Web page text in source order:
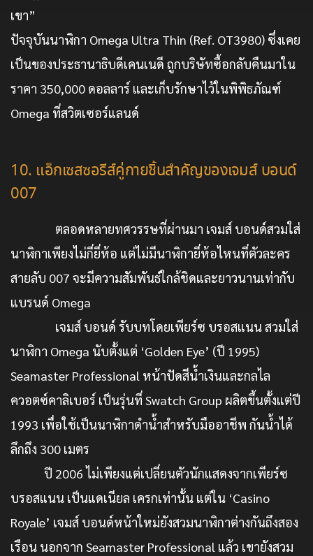
เขา”
ปัจจุบันนาฬิกา Omega Ultra Thin (Ref. OT3980) ซึ่งเคย
เป็นของประธานาธิบดีเคนเนดี ถูกบริษัทซื้อกลับคืนมาใน
ราคา 350,000 ดอลลาร์ และเก็บรักษาไว้ในพิพิธภัณฑ์
Omega ที่สวิตเซอร์แลนด์
10. แอ็กเซสซอรีส์คู่กายชิ้นสำคัญของเจมส์ บอนด์
007
ตลอดหลายทศวรรษที่ผ่านมา เจมส์ บอนด์สวมใส่
นาฬิกาเพียงไม่กี่ยี่ห้อ แต่ไม่มีนาฬิกายี่ห้อไหนที่ตัวละคร
สายลับ 007 จะมีความสัมพันธ์ใกล้ชิดและยาวนานเท่ากับ
แบรนด์ Omega
เจมส์ บอนด์ รับบทโดยเพียร์ซ บรอสแนน สวมใส่
นาฬิกา Omega นับตั้งแต่ ‘Golden Eye’ (ปี 1995)
Seamaster Professional หน้าปัดสีน้ำเงินและกลไล
ควอตซ์คาลิเบอร์ เป็นรุ่นที่ Swatch Group ผลิตขึ้นตั้งแต่ปี
1993 เพื่อใช้เป็นนาฬิกาดำน้ำสำหรับมืออาชีพ กันน้ำได้
ลึกถึง 300 เมตร
ปี 2006 ไม่เพียงแต่เปลี่ยนตัวนักแสดงจากเพียร์ซ
บรอสแนน เป็นแดเนียล เครกเท่านั้น แต่ใน ‘Casino
Royale’ เจมส์ บอนด์หน้าใหม่ยังสวมนาฬิกาต่างกันถึงสอง
เรือน นอกจาก Seamaster Professional แล้ว เขายังสวม